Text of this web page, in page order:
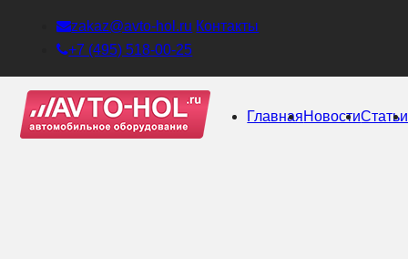
zakaz@avto-hol.ru Контакты
+7 (495) 518-00-25
ГлавнаяНовостиСтатьи